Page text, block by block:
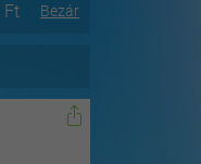
Bezár
Ft